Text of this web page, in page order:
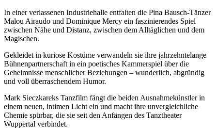
In einer verlassenen Industriehalle entfalten die Pina Bausch-Tänzer
Malou Airaudo und Dominique Mercy ein faszinierendes Spiel
zwischen Nähe und Distanz, zwischen dem Alltäglichen und dem
Magischen.
Gekleidet in kuriose Kostüme verwandeln sie ihre jahrzehntelange
Bühnenpartnerschaft in ein poetisches Kammerspiel über die
Geheimnisse menschlicher Beziehungen – wunderlich, abgründig
und voll überraschendem Humor.
Mark Sieczkareks Tanzfilm fängt die beiden Ausnahmekünstler in
einem neuen, intimen Licht ein und macht ihre unvergleichliche
Chemie spürbar, die sie seit den Anfängen des Tanztheater
Wuppertal verbindet.